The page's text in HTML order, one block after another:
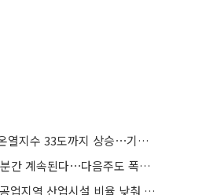
탄소 감축 없으면 여름 온열지수 33도까지 상승⋯기상청, 2100년 미래전망
기약 없는 '극한더위' 당분간 계속된다⋯다음주도 폭염·열대야 지속
김용범 만난 오세훈 "준공업지역 산업시설 비율 낮춰 공급 늘려야"